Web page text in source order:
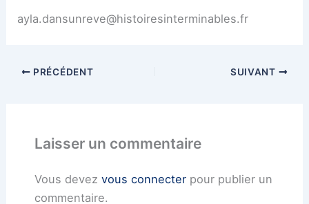
ayla.dansunreve@histoiresinterminables.fr
PRÉCÉDENT SUIVANT
Laisser un commentaire
Vous devez vous connecterpour publier un
commentaire.